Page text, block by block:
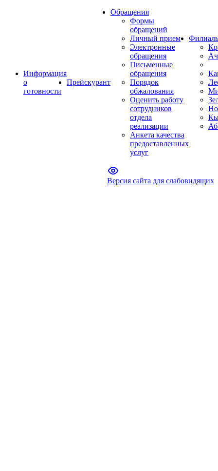
Информация
о
готовности
Прейскурант
Обращения
Формы
обращений
Личный прием
Электронные
обращения
Письменные
обращения
Порядок
обжалования
Оценить работу
сотрудников
отдела
реализации
Анкета качества
предоставленных
услуг
Версия сайта для слабовидящих